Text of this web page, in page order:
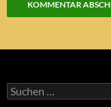
Suchen
nach: